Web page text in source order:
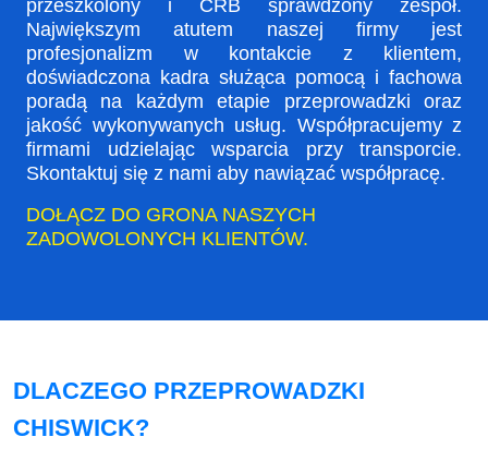
przeszkolony i CRB sprawdzony zespół.
Największym atutem naszej firmy jest
profesjonalizm w kontakcie z klientem,
doświadczona kadra służąca pomocą i fachowa
poradą na każdym etapie przeprowadzki oraz
jakość wykonywanych usług. Współpracujemy z
firmami udzielając wsparcia przy transporcie.
Skontaktuj się z nami aby nawiązać współpracę.
DOŁĄCZ DO GRONA NASZYCH
ZADOWOLONYCH KLIENTÓW.
DLACZEGO PRZEPROWADZKI
CHISWICK?